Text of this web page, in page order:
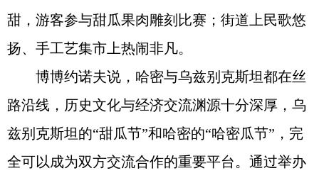
甜，游客参与甜瓜果肉雕刻比赛；街道上民歌悠
扬、手工艺集市上热闹非凡。
博博约诺夫说，哈密与乌兹别克斯坦都在丝
路沿线，历史文化与经济交流渊源十分深厚，乌
兹别克斯坦的“甜瓜节”和哈密的“哈密瓜节”，完
全可以成为双方交流合作的重要平台。通过举办